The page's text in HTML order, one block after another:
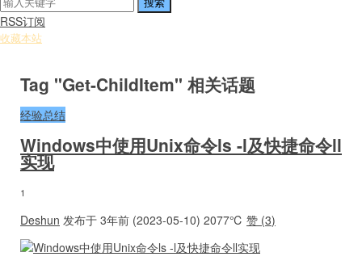
RSS订阅
收藏本站
Tag "Get-ChildItem" 相关话题
经验总结
Windows中使用Unix命令ls -l及快捷命令ll
实现
1
Deshun 发布于 3年前 (2023-05-10) 2077℃ 赞 (3)